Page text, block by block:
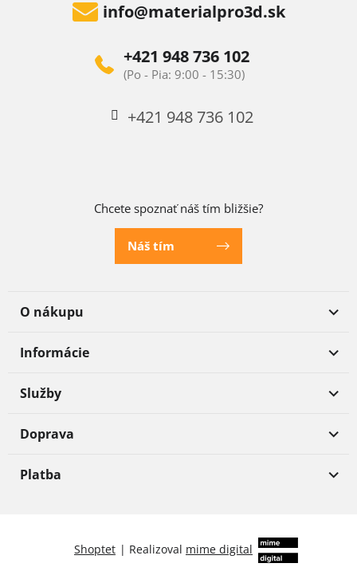
info@materialpro3d.sk
+421 948 736 102
+421 948 736 102
Chcete spoznať náš tím bližšie?
Náš tím
O nákupu
Informácie
Služby
Doprava
Platba
Shoptet | Realizoval mime digital